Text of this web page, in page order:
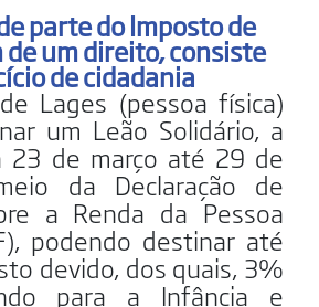
parte do Imposto de
de um direito, consiste
de cidadania
Lages (pessoa física)
um Leão Solidário, a
23 de março até 29 de
da Declaração de
a Renda da Pessoa
podendo destinar até
devido, dos quais, 3%
para a Infância e